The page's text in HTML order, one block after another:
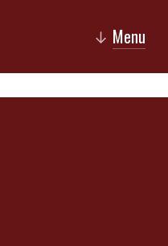
↓ Menu